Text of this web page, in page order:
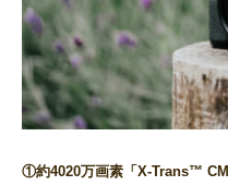
①約4020万画素「X-Trans™